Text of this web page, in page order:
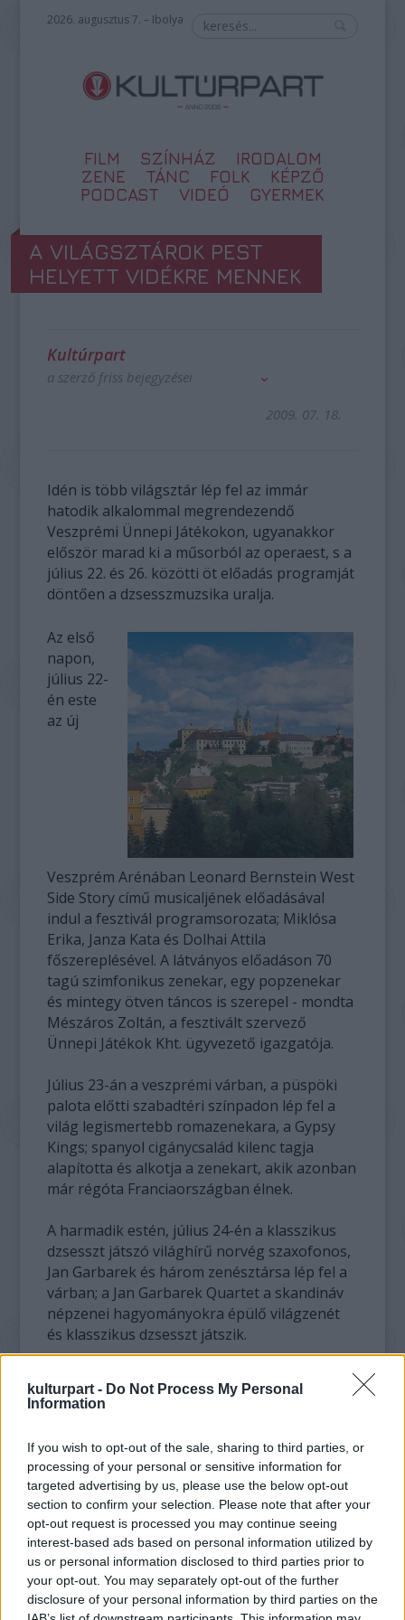
kulturpart - Do Not Process My Personal
Information
If you wish to opt-out of the sale, sharing to third parties, or
processing of your personal or sensitive information for
targeted advertising by us, please use the below opt-out
section to confirm your selection. Please note that after your
opt-out request is processed you may continue seeing
interest-based ads based on personal information utilized by
us or personal information disclosed to third parties prior to
your opt-out. You may separately opt-out of the further
disclosure of your personal information by third parties on the
2026. augusztus 7. – Ibolya
FILM SZÍNHÁZ
IRODALOM
ZENE
TÁNC FOLK
KÉPZŐ
PODCAST
VIDEÓ GYERMEK
A VILÁGSZTÁROK PEST
HELYETT VIDÉKRE MENNEK
Kultúrpart
a szerző friss bejegyzései
2009. 07. 18.
Idén is több világsztár lép fel az immár
hatodik alkalommal megrendezendő
Veszprémi Ünnepi Játékokon, ugyanakkor
először marad ki a műsorból az operaest, s a
július 22. és 26. közötti öt előadás programját
döntően a dzsesszmuzsika uralja.
Az első
napon,
július 22-
én este
az új
Veszprém Arénában Leonard Bernstein West
Side Story című musicaljének előadásával
indul a fesztivál programsorozata; Miklósa
Erika, Janza Kata és Dolhai Attila
főszereplésével. A látványos előadáson 70
tagú szimfonikus zenekar, egy popzenekar
és mintegy ötven táncos is szerepel - mondta
Mészáros Zoltán, a fesztivált szervező
Ünnepi Játékok Kht. ügyvezető igazgatója.
Július 23-án a veszprémi várban, a püspöki
palota előtti szabadtéri színpadon lép fel a
világ legismertebb romazenekara, a Gypsy
Kings; spanyol cigánycsalád kilenc tagja
alapította és alkotja a zenekart, akik azonban
már régóta Franciaországban élnek.
A harmadik estén, július 24-én a klasszikus
dzsesszt játszó világhírű norvég szaxofonos,
Jan Garbarek és három zenésztársa lép fel a
várban; a Jan Garbarek Quartet a skandináv
népzenei hagyományokra épülő világzenét
és klasszikus dzsesszt játszik.
25-én két zenekart és több mint négyórás
érdeklődők: a várbeli szabadtéri színpadon
fellép Candy Dulfer holland énekesnő és
szaxofonos, valamint hét zenésztársa. Utána
Maceo Parker és csapata muzsikál majd a
veszprémi vár színpadán; az amerikai zenészt
tartják a világon a funky egyik legnagyobb
előadójának.
A zárónapon, július 26-án a Maliból származó